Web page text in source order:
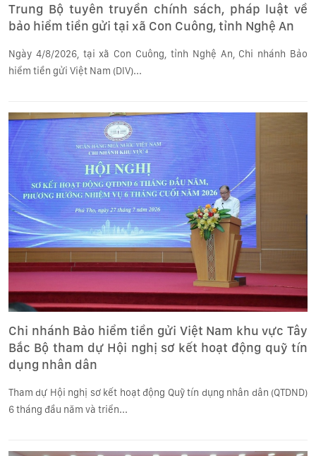
Trung Bộ tuyên truyền chính sách, pháp luật về
bảo hiểm tiền gửi tại xã Con Cuông, tỉnh Nghệ An
Ngày 4/8/2026, tại xã Con Cuông, tỉnh Nghệ An, Chi nhánh Bảo
hiểm tiền gửi Việt Nam (DIV)...
Chi nhánh Bảo hiểm tiền gửi Việt Nam khu vực Tây
Bắc Bộ tham dự Hội nghị sơ kết hoạt động quỹ tín
dụng nhân dân
Tham dự Hội nghị sơ kết hoạt động Quỹ tín dụng nhân dân (QTDND)
6 tháng đầu năm và triển...